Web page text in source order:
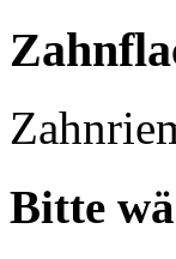
Bitte